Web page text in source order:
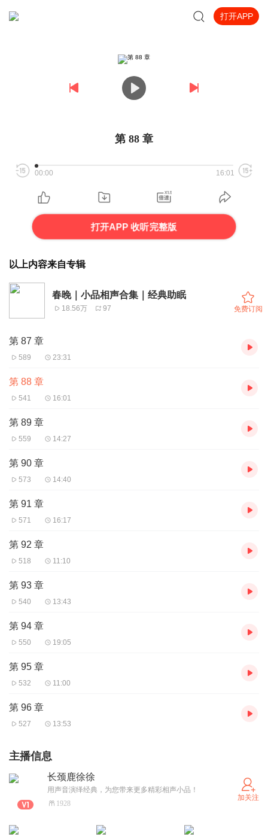
打开APP
第 88 章
00:00 16:01
打开APP 收听完整版
以上内容来自专辑
春晚｜小品相声合集｜经典助眠
18.56万 97 免费订阅
第 87 章
589 23:31
第 88 章
541 16:01
第 89 章
559 14:27
第 90 章
573 14:40
第 91 章
571 16:17
第 92 章
518 11:10
第 93 章
540 13:43
第 94 章
550 19:05
第 95 章
532 11:00
第 96 章
527 13:53
主播信息
长颈鹿徐徐
用声音演绎经典，为您带来更多精彩相声小品！
1928
加关注